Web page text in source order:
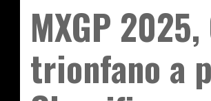
MXGP
trionfano a